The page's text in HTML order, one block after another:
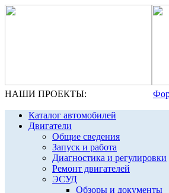
НАШИ ПРОЕКТЫ:
Каталог автомобилей
Двигатели
Общие сведения
Запуск и работа
Диагностика и регулировки
Ремонт двигателей
ЭСУД
Обзоры и документы